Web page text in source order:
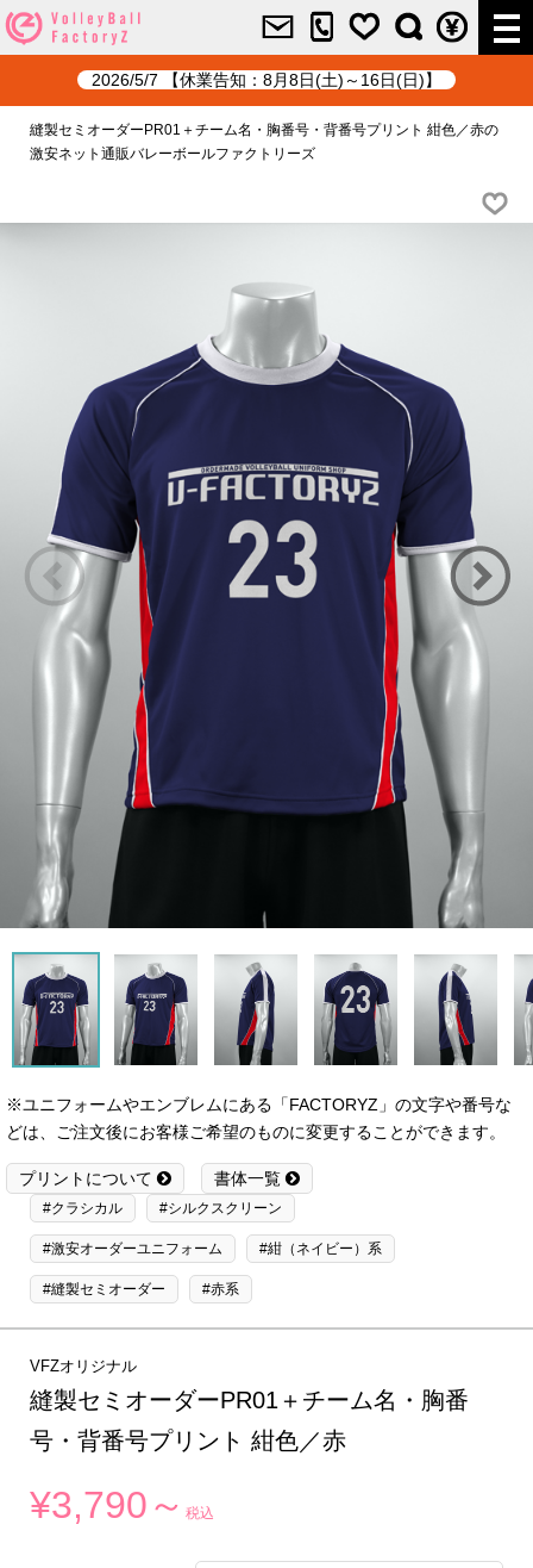
2026/5/7 【休業告知：8月8日(土)～16日(日)】
縫製セミオーダーPR01＋チーム名・胸番号・背番号プリント 紺色／赤の
激安ネット通販バレーボールファクトリーズ
※ユニフォームやエンブレムにある「FACTORYZ」の文字や番号な
どは、ご注文後にお客様ご希望のものに変更することができます。
プリントについて 書体一覧
#クラシカル #シルクスクリーン
#激安オーダーユニフォーム #紺（ネイビー）系
#縫製セミオーダー #赤系
VFZオリジナル
縫製セミオーダーPR01＋チーム名・胸番
号・背番号プリント 紺色／赤
¥3,790～税込